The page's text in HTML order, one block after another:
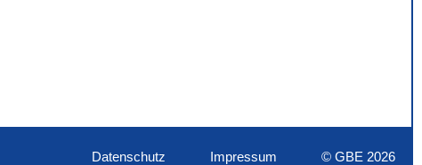
Datenschutz Impressum © GBE 2026